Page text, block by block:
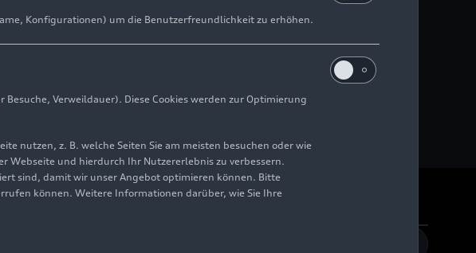
Informationen zur BarrierefreiheitKontakt
Konfigurationen) um die Benutzerfreundlichkeit zu erhöhen.
Verweildauer). Diese Cookies werden zur Optimierung
nutzen, z. B. welche Seiten Sie am meisten besuchen oder wie
Webseite und hierdurch Ihr Nutzererlebnis zu verbessern.
sind, damit wir unser Angebot optimieren können. Bitte
können. Weitere Informationen darüber, wie Sie Ihre